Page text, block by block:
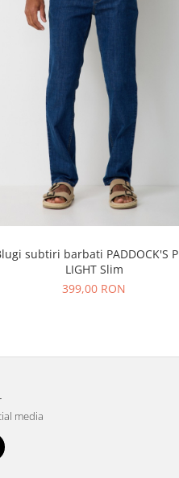
subtiri barbati PADDOCK'S
LIGHT Slim
399,00 RON
media